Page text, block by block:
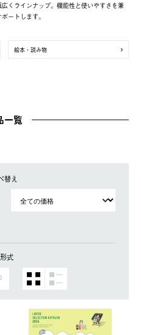
くラインナップ。機能性と使いやすさを兼
ートします。
絵本・読み物
一覧
替え
式